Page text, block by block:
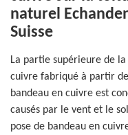
naturel
Suisse
La partie supérieure de
cuivre fabriqué à partir
bandeau en cuivre est
causés par le vent et le
pose de bandeau en